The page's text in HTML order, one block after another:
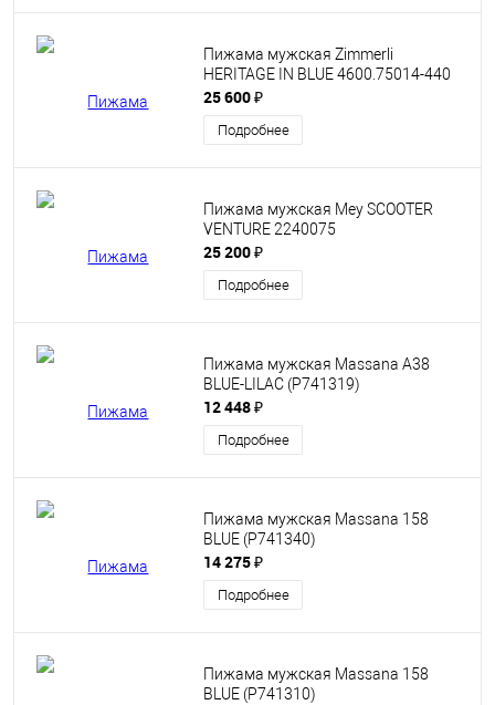
Пижама мужская Zimmerli
HERITAGE IN BLUE 4600.75014-440
25 600 ₽
Подробнее
Пижама мужская Mey SCOOTER
VENTURE 2240075
25 200 ₽
Подробнее
Пижама мужская Massana A38
BLUE-LILAC (P741319)
12 448 ₽
Подробнее
Пижама мужская Massana 158
BLUE (P741340)
14 275 ₽
Подробнее
Пижама мужская Massana 158
BLUE (P741310)